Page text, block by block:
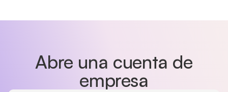
Abre una cuenta de
empresa